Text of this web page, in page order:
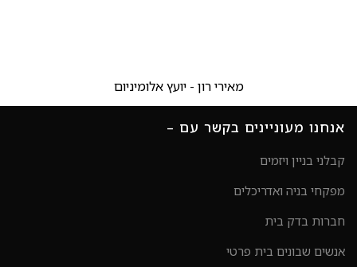
מאירי רון - יועץ אלומיניום
אנחנו מעוניינים בקשר עם –
קבלני בניין ויזמים
מפקחי בניה ואדריכלים
חברות בדק בית
אנשים שבונים בית פרטי